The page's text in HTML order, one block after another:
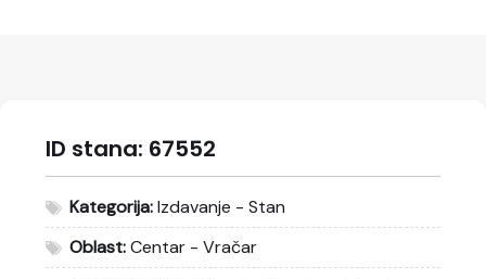
ID stana: 67552
Kategorija:Izdavanje - Stan
Oblast:Centar - Vračar